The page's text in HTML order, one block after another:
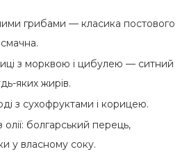
грибами — класика постового
з морквою і цибулею — ситний
яких жирів.
з сухофруктами і корицею.
олії: болгарський перець,
у власному соку.